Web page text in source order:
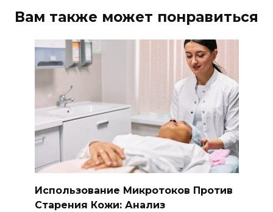
Вам также может понравиться
Использование Микротоков Против
Старения Кожи: Анализ